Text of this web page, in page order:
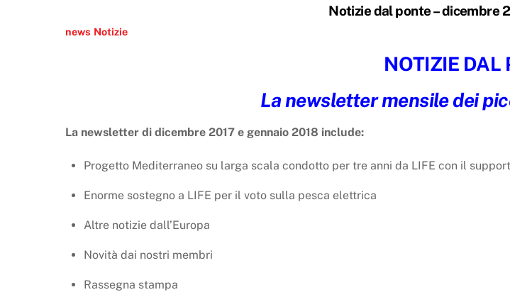
Notizie dal ponte – dicembre
news Notizie
NOTIZIE DAL
La newsletter mensile dei
La newsletter di dicembre 2017 e gennaio 2018 include:
Progetto Mediterraneo su larga scala condotto per tre anni da LIFE con il
Enorme sostegno a LIFE per il voto sulla pesca elettrica
Altre notizie dall’Europa
Novità dai nostri membri
Rassegna stampa